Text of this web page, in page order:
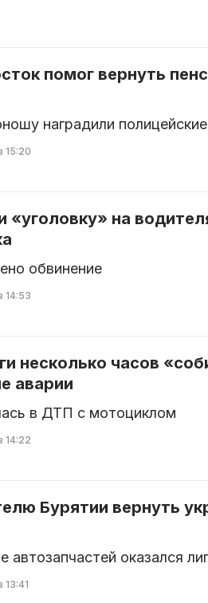
помог вернуть
наградили полицейские
15:20
«уголовку» на
обвинение
14:53
несколько часов
аварии
в ДТП с мотоциклом
14:22
Бурятии вернуть
автозапчастей оказался